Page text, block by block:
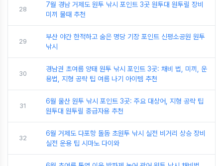
28
7월 경남 거제도 원투 낚시 포인트 3곳 원투대 원투릴 장비
미끼 물때 추천
29
부산 야간 한적하고 숨은 명당 기장 포인트 신평소공원 원투
낚시
30
경남권 초여름 양태 원투 낚시 포인트 3곳: 채비 법, 미끼, 운
용법, 지형 공략 팁 여름 나기 아이템 추천
31
6월 울산 원투 낚시 포인트 3곳: 주요 대상어, 지형 공략 팁
원투대 원투릴 중급자용 추천
32
6월 거제도 다포항 돌돔 초원투 낚시 실전 비거리 상승 장비
실전 운용 팁 시마노 다이와